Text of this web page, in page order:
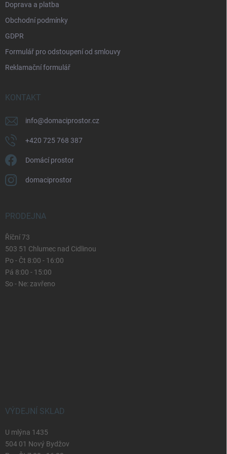
Doprava a platba
Obchodní podmínky
GDPR
Formulář pro odstoupení od smlouvy
Reklamační formulář
KONTAKT
info@domaciprostor.cz
+420 725 768 387
Domácí prostor
domaciprostor
PRODEJNA
Říční 73
503 51 Chlumec nad Cidlinou
Po - Čt 8:00 - 16:00
Pá 8:00 - 15:00
So - Ne: zavřeno
VÝDEJNÍ SKLAD
U mlýna 1435
504 01 Nový Bydžov